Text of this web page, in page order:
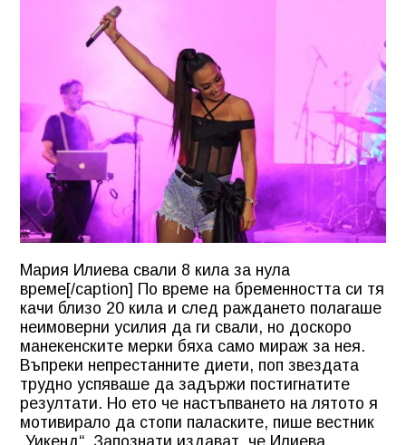
Мария Илиева свали 8 кила за нула
време[/caption] По време на бременността си тя
качи близо 20 кила и след раждането полагаше
неимоверни усилия да ги свали, но доскоро
манекенските мерки бяха само мираж за нея.
Въпреки непрестанните диети, поп звездата
трудно успяваше да задържи постигнатите
резултати. Но ето че настъпването на лятото я
мотивирало да стопи паласките, пише вестник